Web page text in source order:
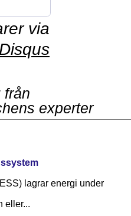
via
Disqus
från
experter
lagrar energi under
eller...